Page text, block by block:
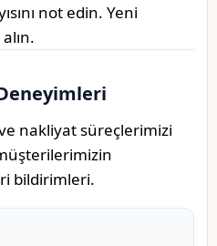
not edin. Yeni
nakliyat süreçlerimizi
bildirimleri.